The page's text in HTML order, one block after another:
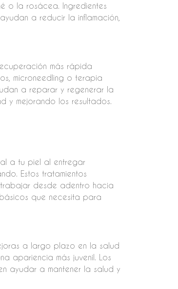
o la rosácea. Ingredientes
a reducir la inflamación,
más rápida
microneedling o terapia
a reparar y regenerar la
y mejorando los resultados.
a tu piel al entregar
Estos tratamientos
desde adentro hacia
que necesita para
a largo plazo en la salud
apariencia más juvenil. Los
ayudar a mantener la salud y